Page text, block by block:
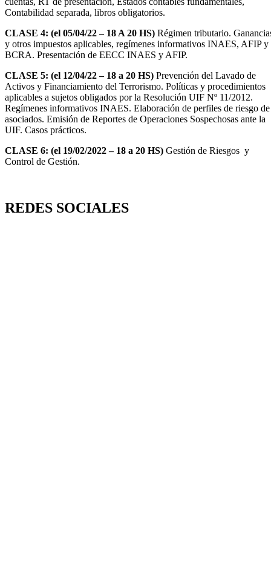
Contabilidad separada, libros obligatorios.
CLASE 4: (el 05/04/22 – 18 A 20 HS) Régimen tributario.
y otros impuestos aplicables, regímenes informativos INAES, AFIP y
BCRA. Presentación de EECC INAES y AFIP.
CLASE 5: (el 12/04/22 – 18 a 20 HS) Prevención del Lavado de
Activos y Financiamiento del Terrorismo. Políticas y procedimientos
aplicables a sujetos obligados por la Resolución UIF Nº 11/2012.
Regímenes informativos INAES. Elaboración de perfiles de riesgo de
asociados. Emisión de Reportes de Operaciones Sospechosas ante la
UIF. Casos prácticos.
CLASE 6: (el 19/02/2022 – 18 a 20 HS) Gestión de Riesgos y
Control de Gestión.
REDES SOCIALES